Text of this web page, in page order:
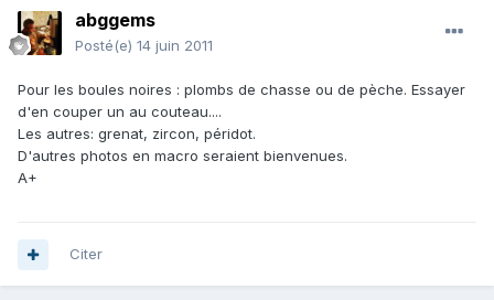
abggems
Posté(e) 14 juin 2011
Pour les boules noires : plombs de chasse ou de pèche. Essayer
d'en couper un au couteau....
Les autres: grenat, zircon, péridot.
D'autres photos en macro seraient bienvenues.
A+
Citer